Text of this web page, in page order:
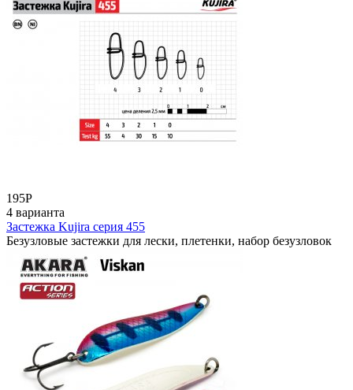
195Р
4 варианта
Застежка Kujira серия 455
Безузловые застежки для лески, плетенки, набор безузловок